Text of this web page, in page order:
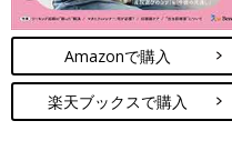
Amazonで購入
楽天ブックスで購入